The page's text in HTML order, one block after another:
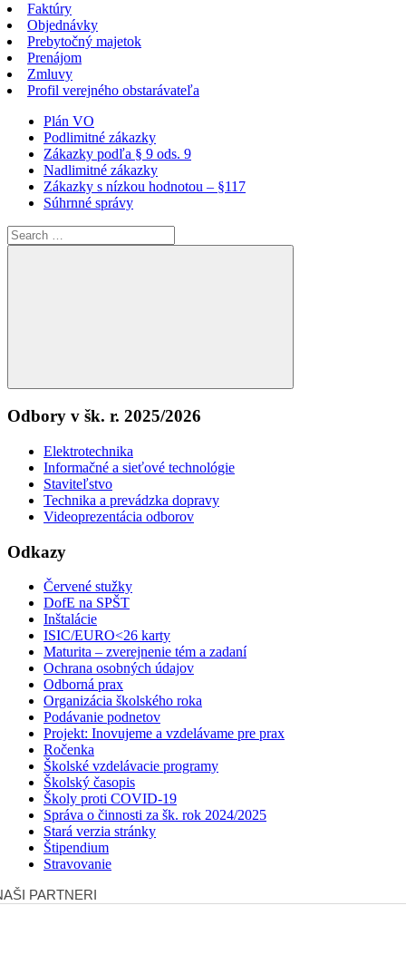
Faktúry
Objednávky
Prebytočný majetok
Prenájom
Zmluvy
Profil verejného obstarávateľa
Plán VO
Podlimitné zákazky
Zákazky podľa § 9 ods. 9
Nadlimitné zákazky
Zákazky s nízkou hodnotou – §117
Súhrnné správy
Search
for:
Search
Odbory v šk. r. 2025/2026
Elektrotechnika
Informačné a sieťové technológie
Staviteľstvo
Technika a prevádzka dopravy
Videoprezentácia odborov
Odkazy
Červené stužky
DofE na SPŠT
Inštalácie
ISIC/EURO<26 karty
Maturita – zverejnenie tém a zadaní
Ochrana osobných údajov
Odborná prax
Organizácia školského roka
Podávanie podnetov
Projekt: Inovujeme a vzdelávame pre prax
Ročenka
Školské vzdelávacie programy
Školský časopis
Školy proti COVID-19
Správa o činnosti za šk. rok 2024/2025
Stará verzia stránky
Štipendium
Stravovanie